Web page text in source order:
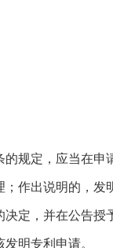
规定，应当在申
作出说明的，发
定，并在公告授
明专利申请。